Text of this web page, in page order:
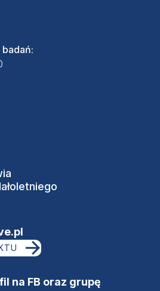
na FB oraz grupę